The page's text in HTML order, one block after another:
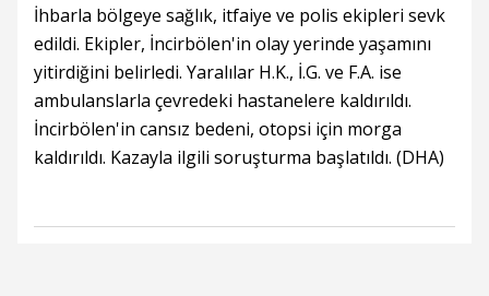
İhbarla bölgeye sağlık, itfaiye ve polis ekipleri sevk
edildi. Ekipler, İncirbölen'in olay yerinde yaşamını
yitirdiğini belirledi. Yaralılar H.K., İ.G. ve F.A. ise
ambulanslarla çevredeki hastanelere kaldırıldı.
İncirbölen'in cansız bedeni, otopsi için morga
kaldırıldı. Kazayla ilgili soruşturma başlatıldı. (DHA)